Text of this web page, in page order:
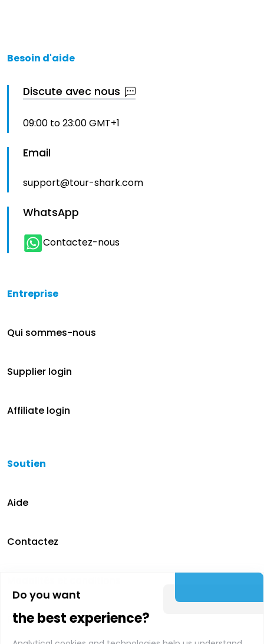
Do you want
the best experience?
Besoin d'aide
Discute avec nous
09:00 to 23:00 GMT+1
Email
support@tour-shark.com
WhatsApp
Contactez-nous
Entreprise
Qui sommes-nous
Supplier login
Affiliate login
Soutien
Aide
Contactez
Politique de confidentialité